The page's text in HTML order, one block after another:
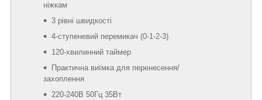
ніжкам
3 рівні швидкості
4-ступеневий перемикач (0-1-2-3)
120-хвилинний таймер
Практична виїмка для перенесення/
захоплення
220-240В 50Гц 35Вт